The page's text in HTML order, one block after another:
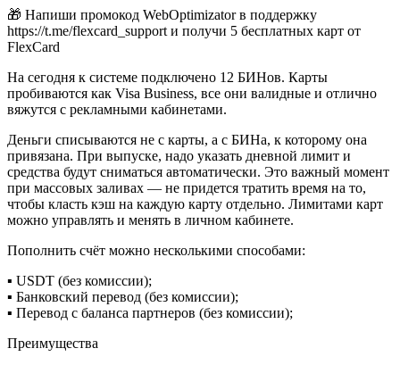
🎁 Напиши промокод WebOptimizator в поддержку
https://t.me/flexcard_support и получи 5 бесплатных карт от
FlexCard
На сегодня к системе подключено 12 БИНов. Карты
пробиваются как Visa Business, все они валидные и отлично
вяжутся с рекламными кабинетами.
Деньги списываются не с карты, а с БИНа, к которому она
привязана. При выпуске, надо указать дневной лимит и
средства будут сниматься автоматически. Это важный момент
при массовых заливах — не придется тратить время на то,
чтобы класть кэш на каждую карту отдельно. Лимитами карт
можно управлять и менять в личном кабинете.
Пополнить счёт можно несколькими способами:
▪️ USDT (без комиссии);
▪️ Банковский перевод (без комиссии);
▪️ Перевод с баланса партнеров (без комиссии);
Преимущества